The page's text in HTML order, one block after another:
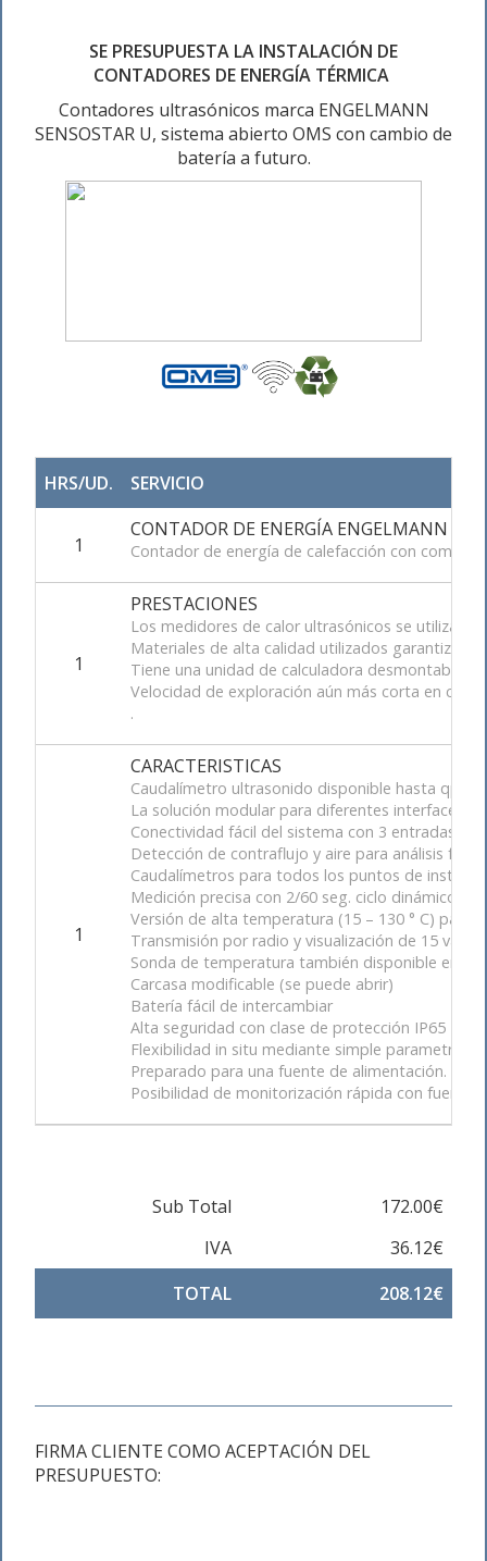
SE PRESUPUESTA LA INSTALACIÓN DE
CONTADORES DE ENERGÍA TÉRMICA
Contadores ultrasónicos marca ENGELMANN
SENSOSTAR U, sistema abierto OMS con cambio de
batería a futuro.
HRS/UD. SERVICIO
1
CONTADOR DE ENERGÍA ENGELMANN
Contador de energía de calefacción con
1
PRESTACIONES
Los medidores de calor ultrasónicos se utilizan
Materiales de alta calidad utilizados garantizan
Tiene una unidad de calculadora desmontable.
Velocidad de exploración aún más corta en
.
1
CARACTERISTICAS
Caudalímetro ultrasonido disponible hasta qp 10
La solución modular para diferentes interfaces
Conectividad fácil del sistema con 3 entradas
Detección de contraflujo y aire para análisis fácil
Caudalímetros para todos los puntos de
Medición precisa con 2/60 seg. ciclo dinámico
Versión de alta temperatura (15 – 130 ° C) para
Transmisión por radio y visualización de 15
Sonda de temperatura también disponible en 6
Carcasa modificable (se puede abrir)
Batería fácil de intercambiar
Alta seguridad con clase de protección IP65
Flexibilidad in situ mediante simple
Preparado para una fuente de alimentación.
Posibilidad de monitorización rápida con fuente
Sub Total
172.00€
IVA
36.12€
TOTAL
208.12€
FIRMA CLIENTE COMO ACEPTACIÓN DEL
PRESUPUESTO: